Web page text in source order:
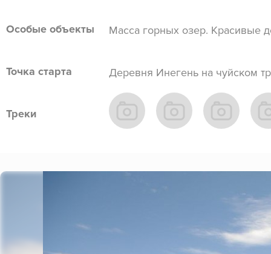
Особые объекты Масса горных озер. Красивые
Точка старта Деревня Инегень на чуйском
Треки